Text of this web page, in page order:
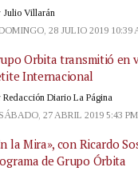
Julio Villarán
28 JULIO 2019 10:39
Orbita transmitió en
Internacional
Redacción Diario La Página
27 ABRIL 2019 5:43 PM
la Mira», con Ricardo
de Grupo Órbita